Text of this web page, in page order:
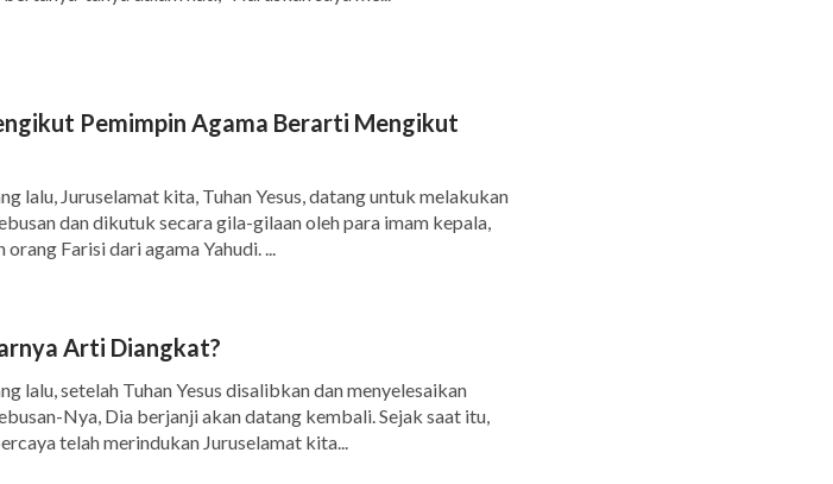
Pemimpin Agama Berarti Mengikut
lalu, Juruselamat kita, Tuhan Yesus, datang untuk melakukan
dan dikutuk secara gila-gilaan oleh para imam kepala,
orang Farisi dari agama Yahudi. ...
Arti Diangkat?
lalu, setelah Tuhan Yesus disalibkan dan menyelesaikan
Nya, Dia berjanji akan datang kembali. Sejak saat itu,
telah merindukan Juruselamat kita...